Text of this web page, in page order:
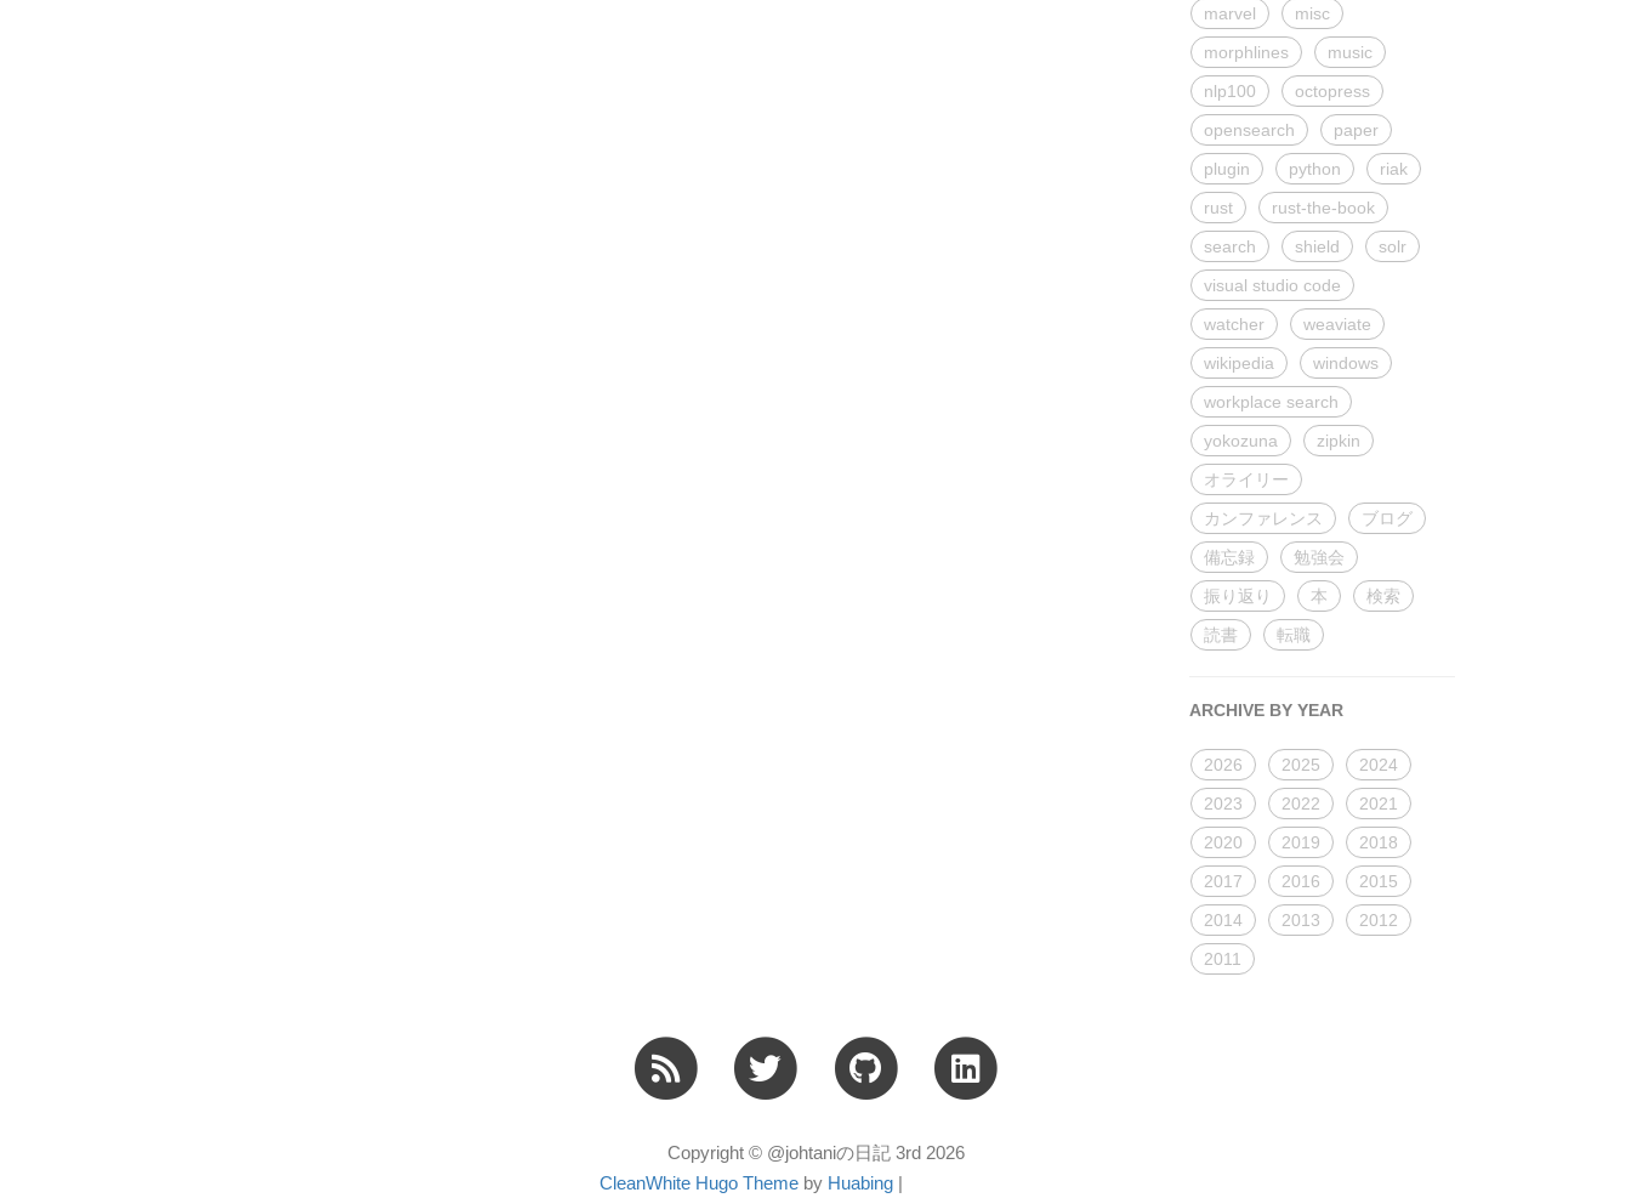
marvel
misc
morphlines
music
nlp100
octopress
opensearch
paper
plugin
python
riak
rust
rust-the-book
search
shield
solr
visual studio code
watcher
weaviate
wikipedia
windows
workplace search
yokozuna
zipkin
オライリー
カンファレンス
ブログ
備忘録
勉強会
振り返り
本
検索
読書
転職
ARCHIVE BY YEAR
2026 2025
2024
2023
2022
2021
2020
2019
2018
2017
2016
2015
2014
2013
2012
2011
Copyright © @johtaniの日記 3rd 2026
CleanWhite Hugo Theme by Huabing |